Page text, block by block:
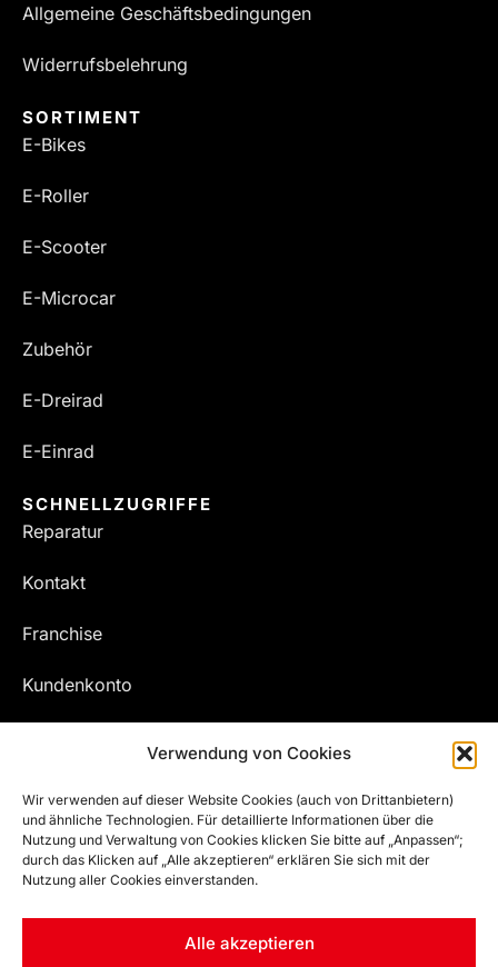
Verwendung von Cookies
Wir verwenden auf dieser Website Cookies (auch von Drittanbietern)
und ähnliche Technologien. Für detaillierte Informationen über die
Nutzung und Verwaltung von Cookies klicken Sie bitte auf „Anpassen“;
durch das Klicken auf „Alle akzeptieren“ erklären Sie sich mit der
Nutzung aller Cookies einverstanden.
Alle akzeptieren
Allgemeine Geschäftsbedingungen
Widerrufsbelehrung
SORTIMENT
E-Bikes
E-Roller
E-Scooter
E-Microcar
Zubehör
E-Dreirad
E-Einrad
SCHNELLZUGRIFFE
Reparatur
Kontakt
Franchise
Kundenkonto